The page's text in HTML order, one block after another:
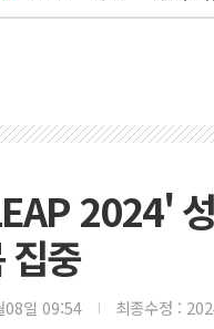
2024'
집중
08일 09:54 최종수정 :